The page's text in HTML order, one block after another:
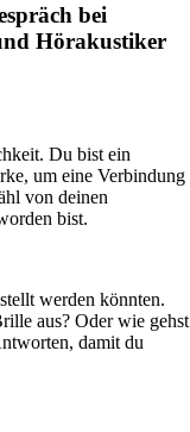
bei
Hörakustiker
Du bist ein
um eine Verbindung
von deinen
bist.
werden könnten.
aus? Oder wie gehst
damit du